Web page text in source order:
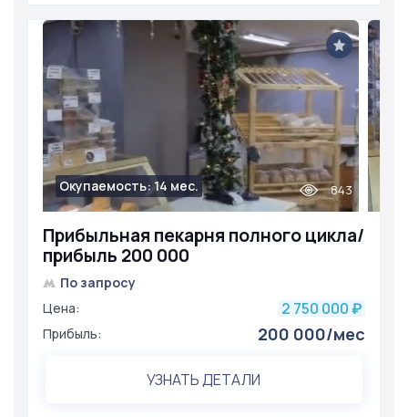
Прибыльная пекарня полного цикла/
прибыль 200 000
Окупаемость: 14 мес. 843
По запросу
Цена:
2 750 000 ₽
Прибыль: 200 000/мес
УЗНАТЬ ДЕТАЛИ